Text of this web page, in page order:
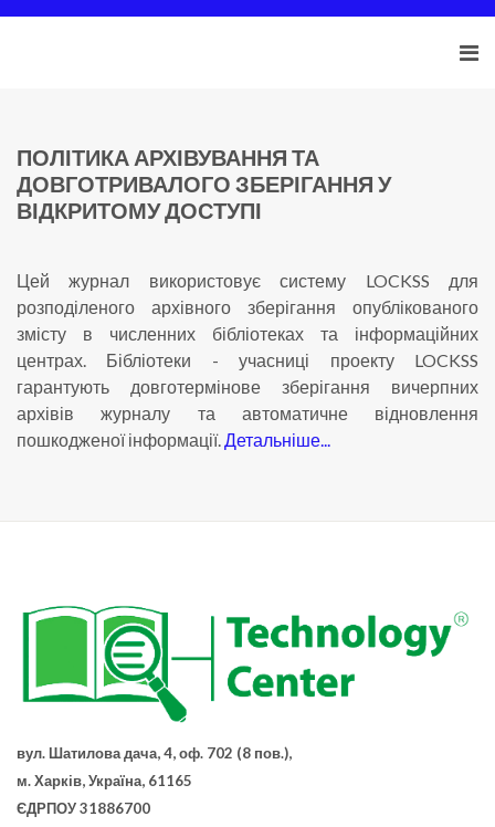
ПОЛІТИКА АРХІВУВАННЯ ТА
ДОВГОТРИВАЛОГО ЗБЕРІГАННЯ У
ВІДКРИТОМУ ДОСТУПІ
Цей журнал використовує систему LOCKSS для
розподіленого архівного зберігання опублікованого
змісту в численних бібліотеках та інформаційних
центрах. Бібліотеки - учасниці проекту LOCKSS
гарантують довготермінове зберігання вичерпних
архівів журналу та автоматичне відновлення
пошкодженої інформації.Детальніше...
вул. Шатилова дача, 4, оф. 702 (8 пов.),
м. Харків, Україна, 61165
ЄДРПОУ 31886700